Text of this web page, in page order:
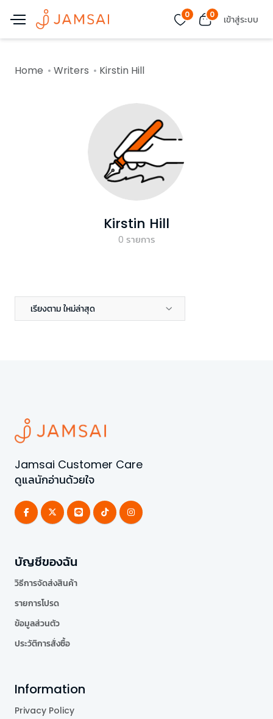
0 0 เข้าสู่ระบบ
Home Writers Kirstin Hill
Kirstin Hill
0 รายการ
เรียงตาม ใหม่ล่าสุด
Jamsai Customer Care
ดูแลนักอ่านด้วยใจ
บัญชีของฉัน
วิธีการจัดส่งสินค้า
รายการโปรด
ข้อมูลส่วนตัว
ประวัติการสั่งซื้อ
Information
Privacy Policy